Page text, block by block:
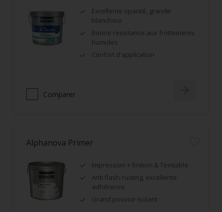
Excellente opacité, grande
blancheur
Bonne résistance aux frottements
humides
Confort d'application
Comparer
Alphanova Primer
Impression + finition & Teintable
Anti flash-rusting, excellente
adhérence
Grand pouvoir isolant